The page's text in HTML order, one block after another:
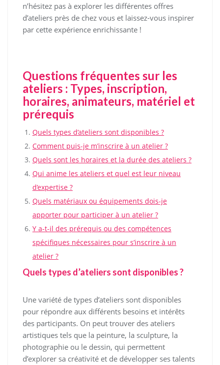
n’hésitez pas à explorer les différentes offres
d’ateliers près de chez vous et laissez-vous inspirer
par cette expérience enrichissante !
Questions fréquentes sur les
ateliers : Types, inscription,
horaires, animateurs, matériel et
prérequis
Quels types d’ateliers sont disponibles ?
Comment puis-je m’inscrire à un atelier ?
Quels sont les horaires et la durée des ateliers ?
Qui anime les ateliers et quel est leur niveau
d’expertise ?
Quels matériaux ou équipements dois-je
apporter pour participer à un atelier ?
Y a-t-il des prérequis ou des compétences
spécifiques nécessaires pour s’inscrire à un
atelier ?
Quels types d’ateliers sont disponibles ?
Une variété de types d’ateliers sont disponibles
pour répondre aux différents besoins et intérêts
des participants. On peut trouver des ateliers
artistiques tels que la peinture, la sculpture, la
photographie ou le dessin, qui permettent
d’explorer sa créativité et de développer ses talents